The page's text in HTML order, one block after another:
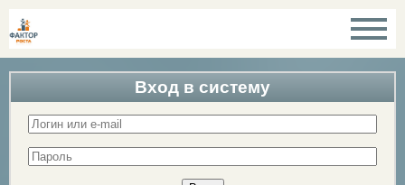
Вход в систему